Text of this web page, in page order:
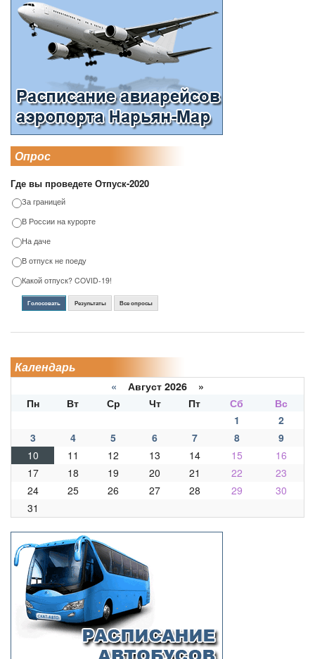
Опрос
Где вы проведете Отпуск-2020
За границей
В России на курорте
На даче
В отпуск не поеду
Какой отпуск? COVID-19!
Голосовать Результаты Все опросы
Календарь
« Август 2026 »
Пн
Вт Ср Чт Пт Сб
Вс
1
2
3
4 5 6 7 8
9
10
11 12 13 14 15
16
17
18 19 20 21 22
23
24
25 26 27 28 29
30
31